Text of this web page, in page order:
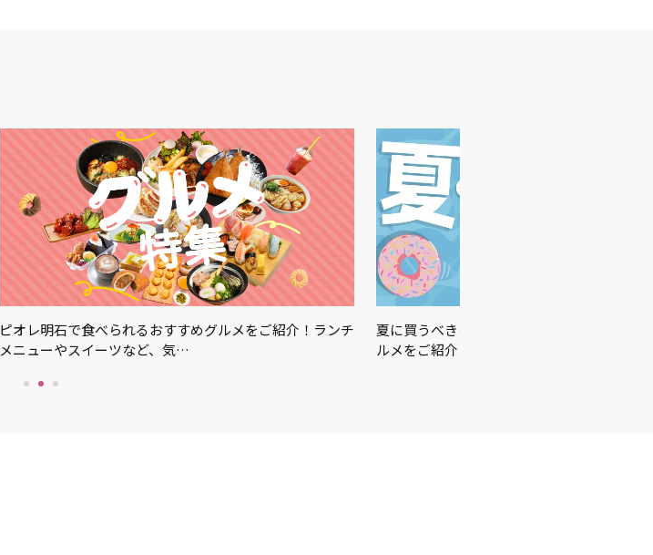
ピオレ明石で食べられるおすすめグルメをご紹介！ランチ
メニューやスイーツなど、気…
夏に買うべきはこれ☀️🏖🍉この夏を楽しむア
ルメをご紹介♪